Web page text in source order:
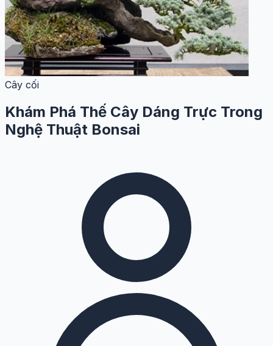
Cây cối
Khám Phá Thế Cây Dáng Trực Trong
Nghệ Thuật Bonsai